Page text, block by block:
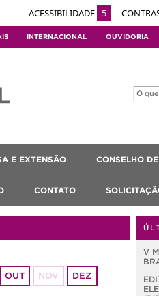
ACESSIBILIDADE 5
INTERNACIONAL OUVIDORIA
E EXTENSÃO CONSELHO
CONTATO
OUT NOV DEZ
V